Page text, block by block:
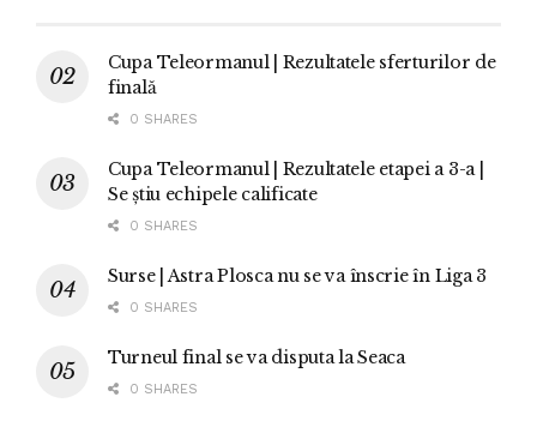
Cupa Teleormanul | Rezultatele sferturilor de
finală
0 SHARES
Cupa Teleormanul | Rezultatele etapei a 3-a |
Se știu echipele calificate
0 SHARES
Surse | Astra Plosca nu se va înscrie în Liga 3
0 SHARES
Turneul final se va disputa la Seaca
0 SHARES